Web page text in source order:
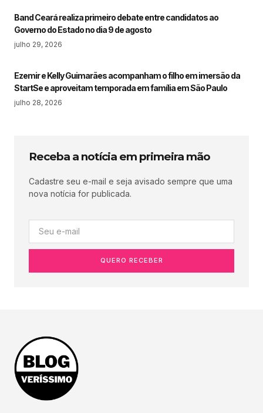
Band Ceará realiza primeiro debate entre candidatos ao
Governo do Estado no dia 9 de agosto
julho 29, 2026
Ezemir e Kelly Guimarães acompanham o filho em imersão da
StartSe e aproveitam temporada em família em São Paulo
julho 28, 2026
Receba a notícia em primeira mão
Cadastre seu e-mail e seja avisado sempre que uma
nova notícia for publicada.
QUERO RECEBER